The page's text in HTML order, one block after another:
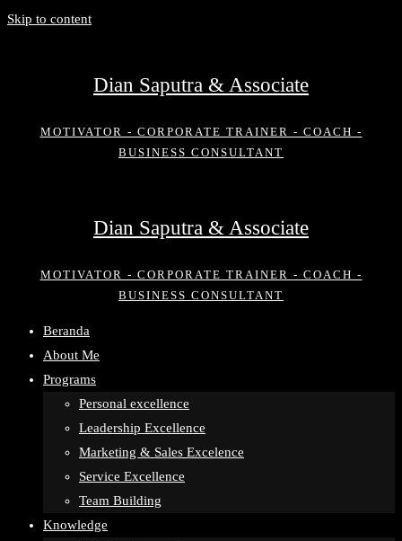
Skip to content
Dian Saputra & Associate
MOTIVATOR - CORPORATE TRAINER - COACH -
BUSINESS CONSULTANT
Dian Saputra & Associate
MOTIVATOR - CORPORATE TRAINER - COACH -
BUSINESS CONSULTANT
Beranda
About Me
Programs
Personal excellence
Leadership Excellence
Marketing & Sales Excelence
Service Excellence
Team Building
Knowledge